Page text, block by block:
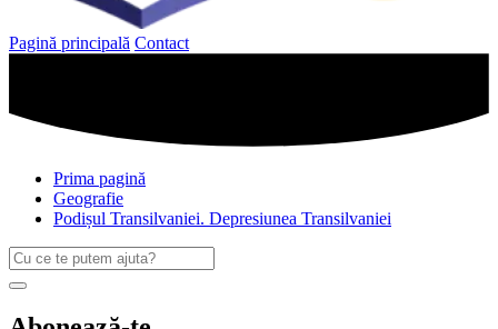
Pagină principală Contact
Prima pagină
Geografie
Podișul Transilvaniei. Depresiunea Transilvaniei
Caută
după:
Search